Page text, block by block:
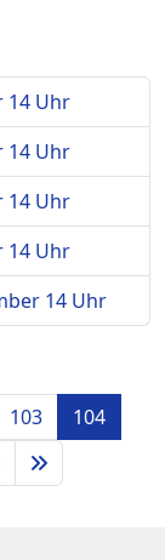
14 Uhr
14 Uhr
14 Uhr
14 Uhr
14 Uhr
103
104